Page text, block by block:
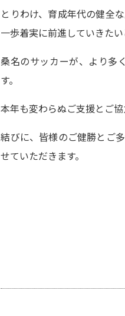
とりわけ、育成年代の健全
一歩着実に前進していきたい
桑名のサッカーが、より多
す。
本年も変わらぬご支援とご
結びに、皆様のご健勝とご
せていただきます。